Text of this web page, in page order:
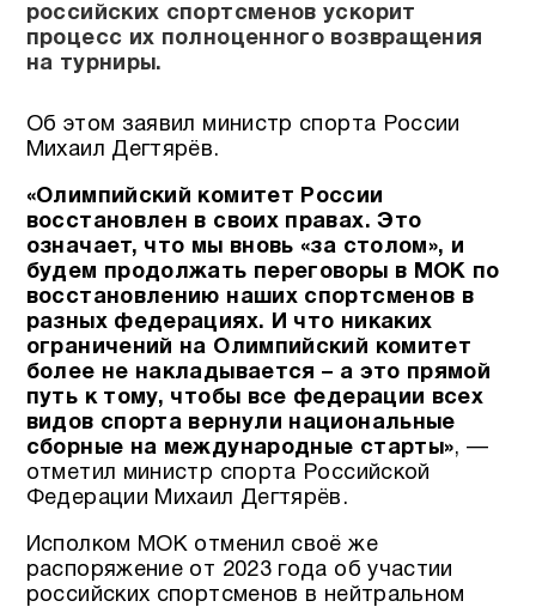
российских спортсменов ускорит
процесс их полноценного возвращения
на турниры.
Об этом заявил министр спорта России
Михаил Дегтярёв.
«Олимпийский комитет России
восстановлен в своих правах. Это
означает, что мы вновь «за столом», и
будем продолжать переговоры в МОК по
восстановлению наших спортсменов в
разных федерациях. И что никаких
ограничений на Олимпийский комитет
более не накладывается – а это прямой
путь к тому, чтобы все федерации всех
видов спорта вернули национальные
сборные на международные старты», —
отметил министр спорта Российской
Федерации Михаил Дегтярёв.
Исполком МОК отменил своё же
распоряжение от 2023 года об участии
российских спортсменов в нейтральном